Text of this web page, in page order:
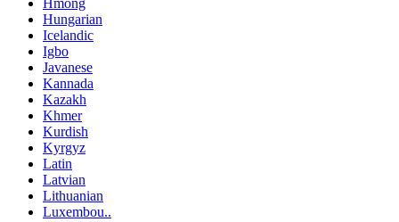
Hmong
Hungarian
Icelandic
Igbo
Javanese
Kannada
Kazakh
Khmer
Kurdish
Kyrgyz
Latin
Latvian
Lithuanian
Luxembou..